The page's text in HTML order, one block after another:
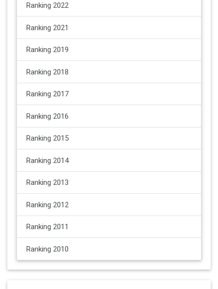
Ranking 2022
Ranking 2021
Ranking 2019
Ranking 2018
Ranking 2017
Ranking 2016
Ranking 2015
Ranking 2014
Ranking 2013
Ranking 2012
Ranking 2011
Ranking 2010